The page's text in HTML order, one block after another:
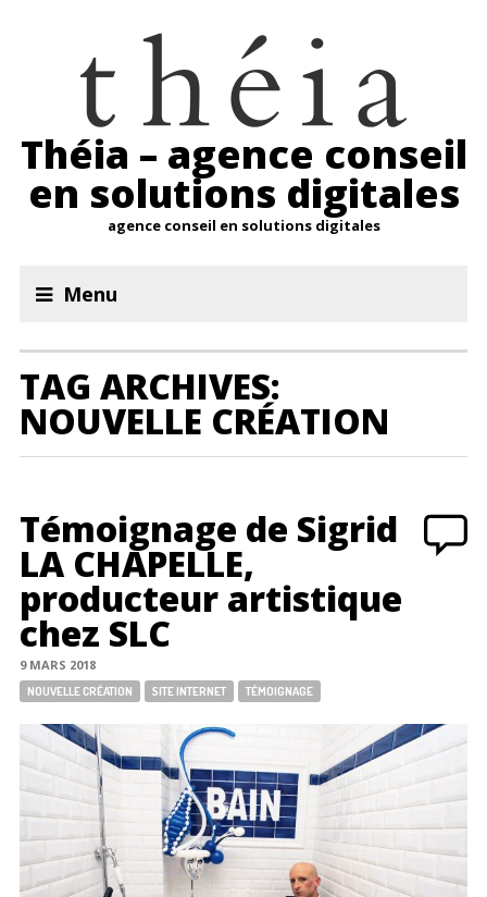
Théia – agence conseil
en solutions digitales
agence conseil en solutions digitales
Menu
TAG ARCHIVES:
NOUVELLE CRÉATION
Témoignage de Sigrid
LA CHAPELLE,
producteur artistique
chez SLC
9 MARS 2018
Tags:
NOUVELLE CRÉATION SITE INTERNET TÉMOIGNAGE